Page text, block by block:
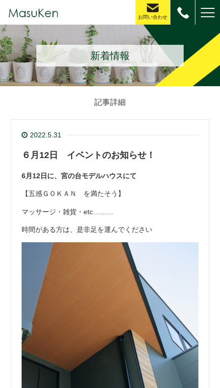
お問い合わせ
新着情報
記事詳細
2022.5.31
６月12日 イベントのお知らせ！
6月12日に、宮の台モデルハウスにて
【五感ＧＯＫＡＮ を満たそう】
マッサージ・雑貨・etc………
時間がある方は、是非足を運んでください